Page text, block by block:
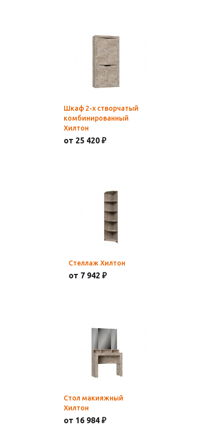
Шкаф 2-х створчатый
комбинированный
Хилтон
от 25 420 ₽
Стеллаж Хилтон
от 7 942 ₽
Стол макияжный
Хилтон
от 16 984 ₽